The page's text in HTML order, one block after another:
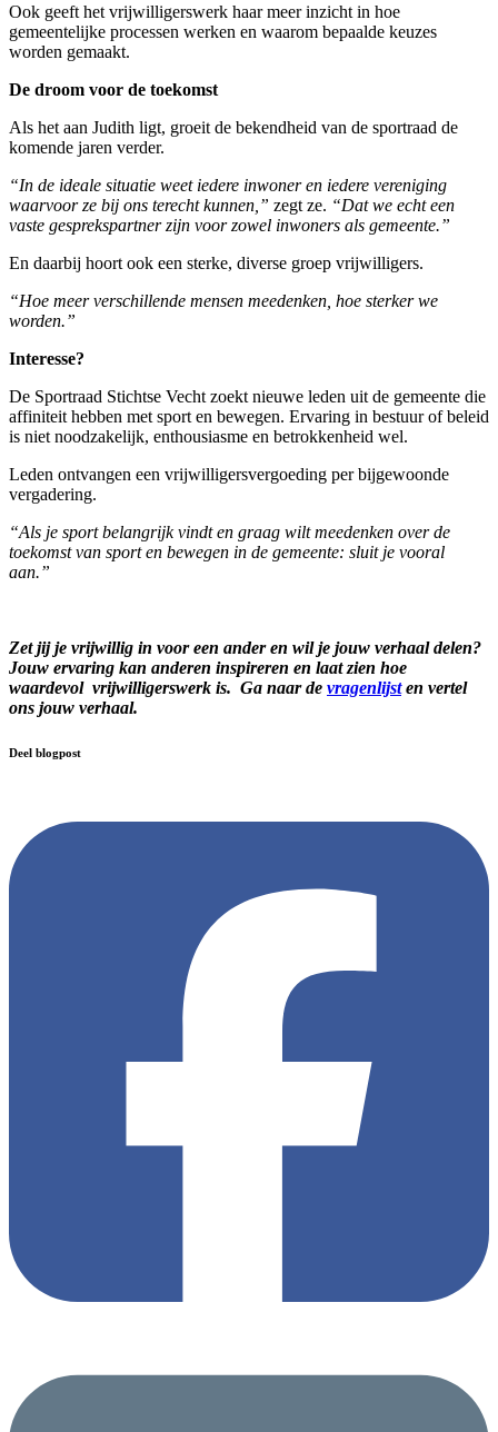
Ook geeft het vrijwilligerswerk haar meer inzicht in hoe
gemeentelijke processen werken en waarom bepaalde keuzes
worden gemaakt.
De droom voor de toekomst
Als het aan Judith ligt, groeit de bekendheid van de sportraad de
komende jaren verder.
“In de ideale situatie weet iedere inwoner en iedere vereniging
waarvoor ze bij ons terecht kunnen,” zegt ze. “Dat we echt een
vaste gesprekspartner zijn voor zowel inwoners als gemeente.”
En daarbij hoort ook een sterke, diverse groep vrijwilligers.
“Hoe meer verschillende mensen meedenken, hoe sterker we
worden.”
Interesse?
De Sportraad Stichtse Vecht zoekt nieuwe leden uit de gemeente die
affiniteit hebben met sport en bewegen. Ervaring in bestuur of beleid
is niet noodzakelijk, enthousiasme en betrokkenheid wel.
Leden ontvangen een vrijwilligersvergoeding per bijgewoonde
vergadering.
“Als je sport belangrijk vindt en graag wilt meedenken over de
toekomst van sport en bewegen in de gemeente: sluit je vooral
aan.”
Zet jij je vrijwillig in voor een ander en wil je jouw verhaal delen?
Jouw ervaring kan anderen inspireren en laat zien hoe
waardevol vrijwilligerswerk is. Ga naar de vragenlijsten vertel
ons jouw verhaal.
Deel blogpost